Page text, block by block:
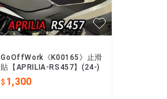
GoOffWork《K00165》止滑
貼【APRILIA-RS457】(24-)
1,300